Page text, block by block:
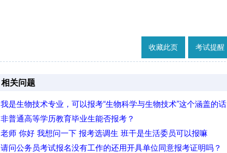
收藏此页 考试提醒
相关问题
我是生物技术专业，可以报考“生物科学与生物技术”这个涵盖的话
吗？
非普通高等学历教育毕业生能否报考？
老师 你好 我想问一下 报考选调生 班干是生活委员可以报嘛
请问公务员考试报名没有工作的还用开具单位同意报考证明吗？